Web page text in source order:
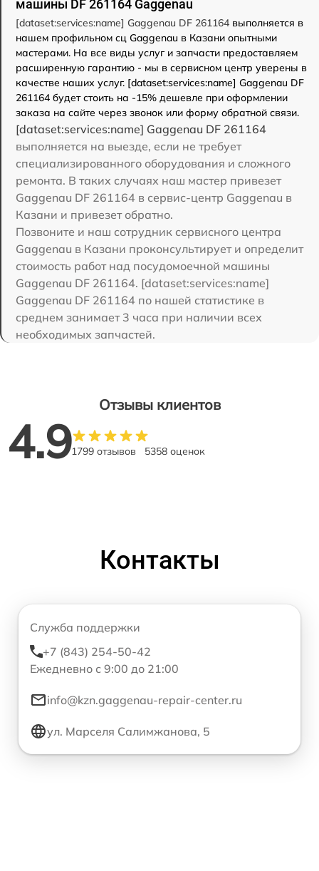
машины DF 261164 Gaggenau
[dataset:services:name] Gaggenau DF 261164 выполняется в
нашем профильном сц Gaggenau в Казани опытными
мастерами. На все виды услуг и запчасти предоставляем
расширенную гарантию - мы в сервисном центр уверены в
качестве наших услуг. [dataset:services:name] Gaggenau DF
261164 будет стоить на -15% дешевле при оформлении
заказа на сайте через звонок или форму обратной связи.
[dataset:services:name] Gaggenau DF 261164
выполняется на выезде, если не требует
специализированного оборудования и сложного
ремонта. В таких случаях наш мастер привезет
Gaggenau DF 261164 в сервис-центр Gaggenau в
Казани и привезет обратно.
Позвоните и наш сотрудник сервисного центра
Gaggenau в Казани проконсультирует и определит
стоимость работ над посудомоечной машины
Gaggenau DF 261164. [dataset:services:name]
Gaggenau DF 261164 по нашей статистике в
среднем занимает 3 часа при наличии всех
необходимых запчастей.
Отзывы клиентов
4.91799 отзывов 5358 оценок
Контакты
Служба поддержки
+7 (843) 254-50-42
Ежедневно с 9:00 до 21:00
info@kzn.gaggenau-repair-center.ru
ул. Марселя Салимжанова, 5